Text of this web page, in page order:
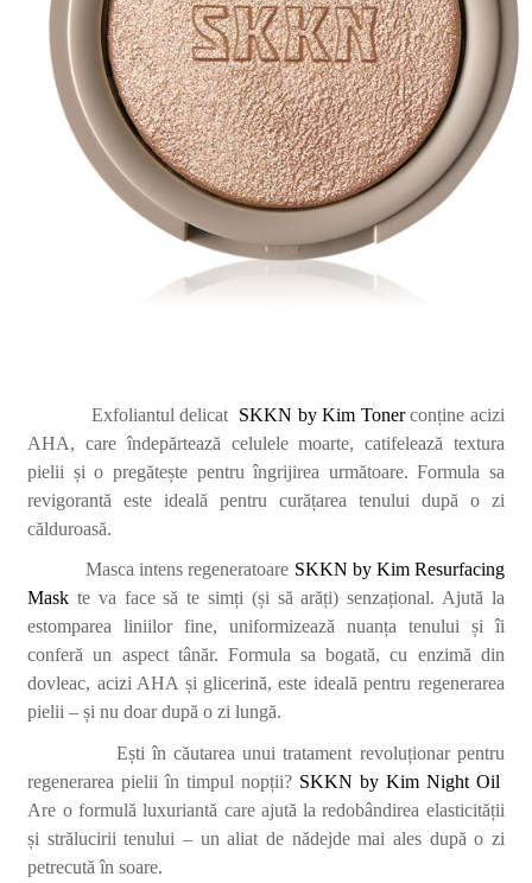
Exfoliantul delicat SKKN by Kim Tonerconține acizi
AHA, care îndepărtează celulele moarte, catifelează textura
pielii și o pregătește pentru îngrijirea următoare. Formula sa
revigorantă este ideală pentru curățarea tenului după o zi
călduroasă.
Masca intens regeneratoare SKKN by Kim Resurfacing
Mask te va face să te simți (și să arăți) senzațional. Ajută la
estomparea liniilor fine, uniformizează nuanța tenului și îi
conferă un aspect tânăr. Formula sa bogată, cu enzimă din
dovleac, acizi AHA și glicerină, este ideală pentru regenerarea
pielii – și nu doar după o zi lungă.
Ești în căutarea unui tratament revoluționar pentru
regenerarea pielii în timpul nopții? SKKN by Kim Night Oil
Are o formulă luxuriantă care ajută la redobândirea elasticității
și strălucirii tenului – un aliat de nădejde mai ales după o zi
petrecută în soare.